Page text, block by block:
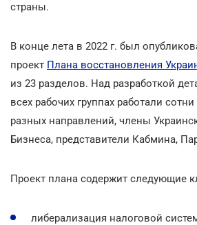
страны.
В конце лета в 2022 г. был
проект Плана восстановления
из 23 разделов. Над разработкой
всех рабочих группах работали
разных направлений, члены
Бизнеса, представители Кабмина,
Проект плана содержит следующие
либерализация налоговой